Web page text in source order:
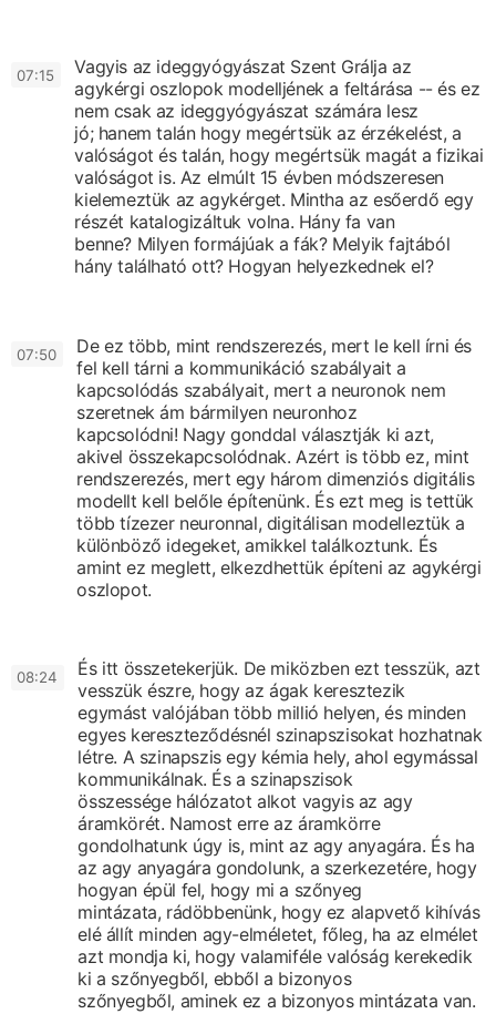
07:15 Vagyis az ideggyógyászat Szent Grálja az
agykérgi oszlopok modelljének a feltárása -- és ez
nem csak az ideggyógyászat számára lesz
jó; hanem talán hogy megértsük az érzékelést, a
valóságot és talán, hogy megértsük magát a fizikai
valóságot is. Az elmúlt 15 évben módszeresen
kielemeztük az agykérget. Mintha az esőerdő egy
részét katalogizáltuk volna. Hány fa van
benne? Milyen formájúak a fák? Melyik fajtából
hány található ott? Hogyan helyezkednek el?
07:50 De ez több, mint rendszerezés, mert le kell írni és
fel kell tárni a kommunikáció szabályait a
kapcsolódás szabályait, mert a neuronok nem
szeretnek ám bármilyen neuronhoz
kapcsolódni! Nagy gonddal választják ki azt,
akivel összekapcsolódnak. Azért is több ez, mint
rendszerezés, mert egy három dimenziós digitális
modellt kell belőle építenünk. És ezt meg is tettük
több tízezer neuronnal, digitálisan modelleztük a
különböző idegeket, amikkel találkoztunk. És
amint ez meglett, elkezdhettük építeni az agykérgi
oszlopot.
08:24 És itt összetekerjük. De miközben ezt tesszük, azt
vesszük észre, hogy az ágak keresztezik
egymást valójában több millió helyen, és minden
egyes kereszteződésnél szinapszisokat hozhatnak
létre. A szinapszis egy kémia hely, ahol egymással
kommunikálnak. És a szinapszisok
összessége hálózatot alkot vagyis az agy
áramkörét. Namost erre az áramkörre
gondolhatunk úgy is, mint az agy anyagára. És ha
az agy anyagára gondolunk, a szerkezetére, hogy
hogyan épül fel, hogy mi a szőnyeg
mintázata, rádöbbenünk, hogy ez alapvető kihívás
elé állít minden agy-elméletet, főleg, ha az elmélet
azt mondja ki, hogy valamiféle valóság kerekedik
ki a szőnyegből, ebből a bizonyos
szőnyegből, aminek ez a bizonyos mintázata van.